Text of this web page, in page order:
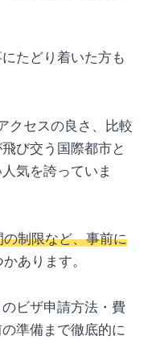
たどり着いた方も
クセスの良さ、比較
び交う国際都市と
気を誇っていま
制限など、事前に
あります。
ビザ申請方法・費
準備まで徹底的に